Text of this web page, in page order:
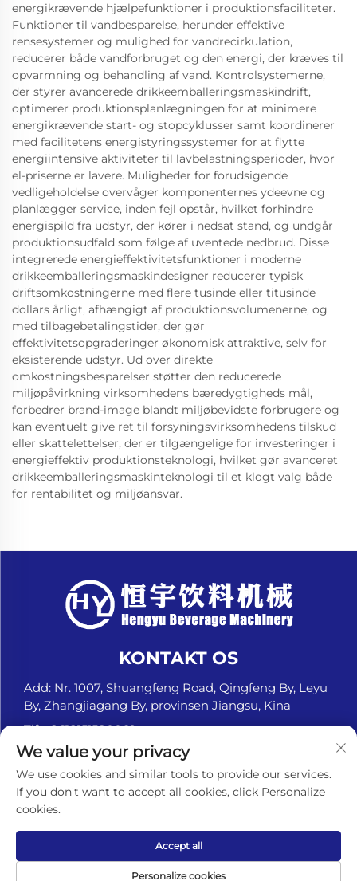
energikrævende hjælpefunktioner i produktionsfaciliteter.
Funktioner til vandbesparelse, herunder effektive
rensesystemer og mulighed for vandrecirkulation,
reducerer både vandforbruget og den energi, der kræves til
opvarmning og behandling af vand. Kontrolsystemerne,
der styrer avancerede drikkeemballeringsmaskindrift,
optimerer produktionsplanlægningen for at minimere
energikrævende start- og stopcyklusser samt koordinerer
med facilitetens energistyringssystemer for at flytte
energiintensive aktiviteter til lavbelastningsperioder, hvor
el-priserne er lavere. Muligheder for forudsigende
vedligeholdelse overvåger komponenternes ydeevne og
planlægger service, inden fejl opstår, hvilket forhindre
energispild fra udstyr, der kører i nedsat stand, og undgår
produktionsudfald som følge af uventede nedbrud. Disse
integrerede energieffektivitetsfunktioner i moderne
drikkeemballeringsmaskindesigner reducerer typisk
driftsomkostningerne med flere tusinde eller titusinde
dollars årligt, afhængigt af produktionsvolumenerne, og
med tilbagebetalingstider, der gør
effektivitetsopgraderinger økonomisk attraktive, selv for
eksisterende udstyr. Ud over direkte
omkostningsbesparelser støtter den reducerede
miljøpåvirkning virksomhedens bæredygtigheds mål,
forbedrer brand-image blandt miljøbevidste forbrugere og
kan eventuelt give ret til forsyningsvirksomhedens tilskud
eller skattelettelser, der er tilgængelige for investeringer i
energieffektiv produktionsteknologi, hvilket gør avanceret
drikkeemballeringsmaskinteknologi til et klogt valg både
for rentabilitet og miljøansvar.
KONTAKT OS
Add: Nr. 1007, Shuangfeng Road, Qingfeng By, Leyu
By, Zhangjiagang By, provinsen Jiangsu, Kina
Tlf.:+8618151580069
E-mail: [email protected]
Ophavsret © Zhangjiagang Hengyu Beverage
Privatlivspolitik
We value your privacy
We use cookies and similar tools to provide our services.
If you don't want to accept all cookies, click Personalize
cookies.
Personalize cookies
Accept all